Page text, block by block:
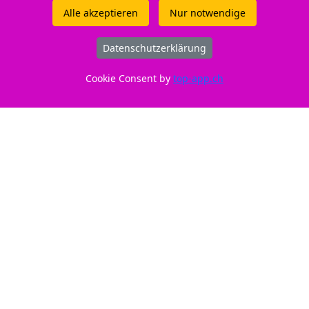
6020 - HP DeskJet 2710 - HP DeskJet Plus 4121 - HP Envy
Pro 6420 - HP Envy 6455 e All-in-One - - HP DeskJet 4200 Series
Envy 6055 - HP DeskJet Plus 4152 - HP DeskJet 2732 - HP
DeskJet Plus 4120 e - HP DeskJet 4222 e - HP Envy Pro 6430 - HP
6454 - HP DeskJet 2320 - HP Envy 6420 e - HP DeskJet Plus 4132
Envy 6010 e - HP DeskJet 2722 - HP Envy Pro 6455 - HP DeskJet
Plus 4110 - HP DeskJet 2710 e - HP Envy 6400 All-in-One
Alle akzeptieren Nur notwendige
Datenschutzerklärung
Cookie Consent by top-app.ch